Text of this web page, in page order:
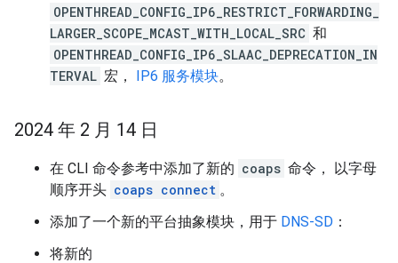
OPENTHREAD_CONFIG_IP6_RESTRICT_FORWARDING_
LARGER_SCOPE_MCAST_WITH_LOCAL_SRC 和
OPENTHREAD_CONFIG_IP6_SLAAC_DEPRECATION_IN
TERVAL 宏， IP6 服务模块。
2024 年 2 月 14 日
在 CLI 命令参考中添加了新的 coaps 命令， 以字母
顺序开头 coaps connect 。
添加了一个新的平台抽象模块，用于 DNS-SD ：
将新的